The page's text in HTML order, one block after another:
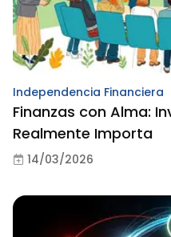
Independencia Financiera
Finanzas con Alma:
Realmente Importa
14/03/2026